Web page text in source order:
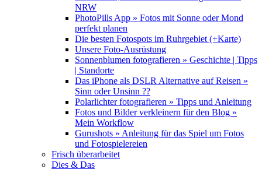
NRW
PhotoPills App » Fotos mit Sonne oder Mond
perfekt planen
Die besten Fotospots im Ruhrgebiet (+Karte)
Unsere Foto-Ausrüstung
Sonnenblumen fotografieren » Geschichte | Tipps
| Standorte
Das iPhone als DSLR Alternative auf Reisen »
Sinn oder Unsinn ??
Polarlichter fotografieren » Tipps und Anleitung
Fotos und Bilder verkleinern für den Blog »
Mein Workflow
Gurushots » Anleitung für das Spiel um Fotos
und Fotospielereien
Frisch überarbeitet
Dies & Das